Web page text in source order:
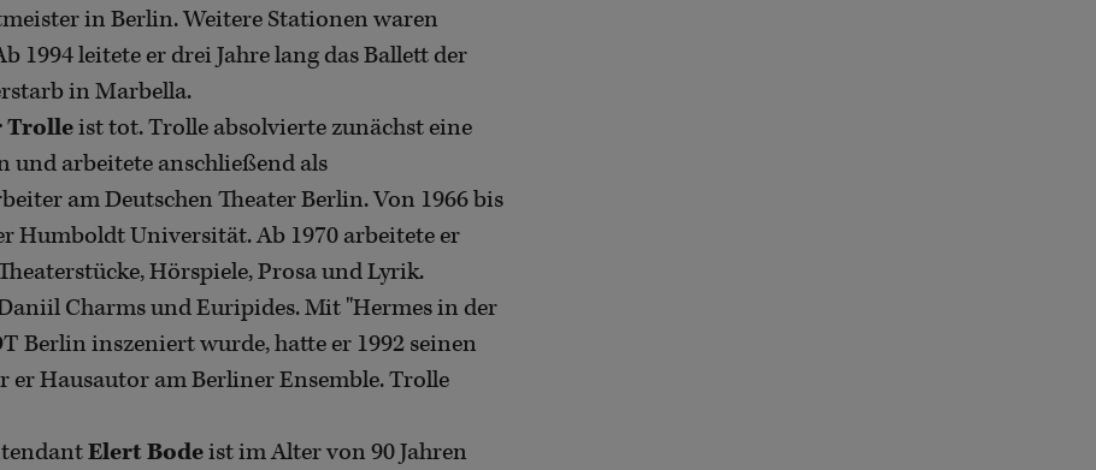
in Berlin. Weitere Stationen waren
1994 leitete er drei Jahre lang das Ballett der
in Marbella.
Trolleist tot. Trolle absolvierte zunächst eine
und arbeitete anschließend als
am Deutschen Theater Berlin. Von 1966 bis
Humboldt Universität. Ab 1970 arbeitete er
Hörspiele, Prosa und Lyrik.
Charms und Euripides. Mit "Hermes in der
Berlin inszeniert wurde, hatte er 1992 seinen
er Hausautor am Berliner Ensemble. Trolle
Elert Bodeist im Alter von 90 Jahren